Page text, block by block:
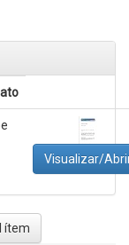
Visualizar/
ítem